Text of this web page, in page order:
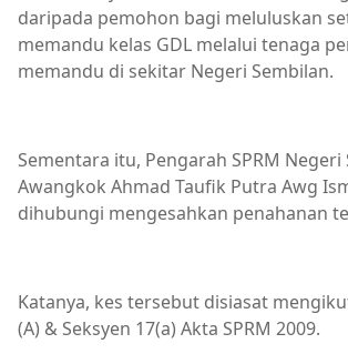
daripada pemohon bagi meluluskan
memandu kelas GDL melalui tenaga
memandu di sekitar Negeri Sembilan.
Sementara itu, Pengarah SPRM Negeri
Awangkok Ahmad Taufik Putra Awg
dihubungi mengesahkan penahanan
Katanya, kes tersebut disiasat
(A) & Seksyen 17(a) Akta SPRM 2009.